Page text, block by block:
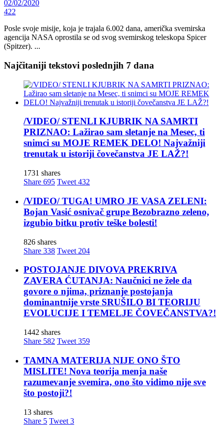
02/02/2020
422
Posle svoje misije, koja je trajala 6.002 dana, američka svemirska
agencija NASA oprostila se od svog svemirskog teleskopa Spicer
(Spitzer). ...
Najčitaniji tekstovi poslednjih 7 dana
/VIDEO/ STENLI KJUBRIK NA SAMRTI
PRIZNAO: Lažirao sam sletanje na Mesec, ti
snimci su MOJE REMEK DELO! Najvažniji
trenutak u istoriji čovečanstva JE LAŽ?!
1731 shares
Share 695 Tweet 432
/VIDEO/ TUGA! UMRO JE VASA ZELENI:
Bojan Vasić osnivač grupe Bezobrazno zeleno,
izgubio bitku protiv teške bolesti!
826 shares
Share 338 Tweet 204
POSTOJANJE DIVOVA PREKRIVA
ZAVERA ĆUTANJA: Naučnici ne žele da
govore o njima, priznanje postojanja
dominantnije vrste SRUŠILO BI TEORIJU
EVOLUCIJE I TEMELJE ČOVEČANSTVA?!
1442 shares
Share 582 Tweet 359
TAMNA MATERIJA NIJE ONO ŠTO
MISLITE! Nova teorija menja naše
razumevanje svemira, ono što vidimo nije sve
što postoji?!
13 shares
Share 5 Tweet 3